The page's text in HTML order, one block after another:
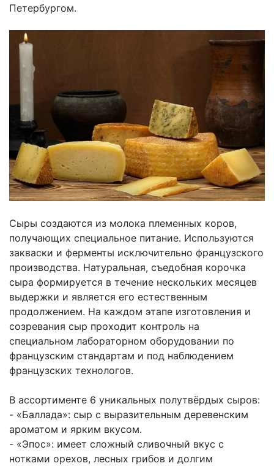
Петербургом.
Сыры создаются из молока племенных коров,
получающих специальное питание. Используются
закваски и ферменты исключительно французского
производства. Натуральная, съедобная корочка
сыра формируется в течение нескольких месяцев
выдержки и является его естественным
продолжением. На каждом этапе изготовления и
созревания сыр проходит контроль на
специальном лабораторном оборудовании по
французским стандартам и под наблюдением
французских технологов.
В ассортименте 6 уникальных полутвёрдых сыров:
- «Баллада»: сыр с выразительным деревенским
ароматом и ярким вкусом.
- «Эпос»: имеет сложный сливочный вкус с
нотками орехов, лесных грибов и долгим